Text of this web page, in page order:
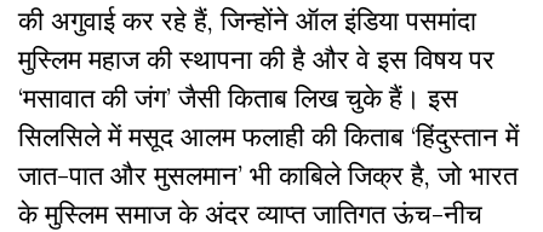
की अगुवाई कर रहे हैं, जिन्होंने ऑल इंडिया पसमांदा
मुस्लिम महाज की स्थापना की है और वे इस विषय पर
‘मसावात की जंग’ जैसी किताब लिख चुके हैं। इस
सिलसिले में मसूद आलम फलाही की किताब ‘हिंदुस्तान में
जात-पात और मुसलमान’ भी काबिले जिक्र है, जो भारत
के मुस्लिम समाज के अंदर व्याप्त जातिगत ऊंच-नीच